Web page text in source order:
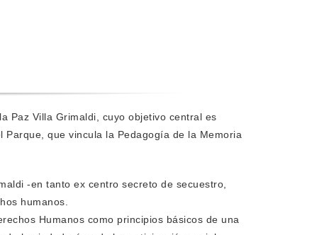
Paz Villa Grimaldi, cuyo objetivo central es
que vincula la Pedagogía de la Memoria
-en tanto ex centro secreto de secuestro,
humanos.
Humanos como principios básicos de una